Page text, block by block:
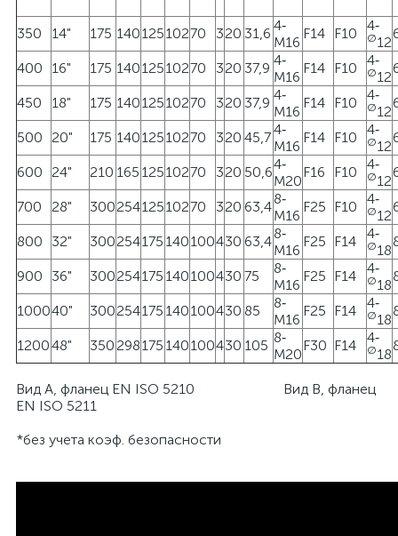
350 14" 175 14012510270 320 31,6 4‐
M16
F14 F10 4‐
Ø12
400 16" 175 14012510270 320 37,9 4‐
M16
F14 F10 4‐
Ø12
450 18" 175 14012510270 320 37,9 4‐
M16
F14 F10 4‐
Ø12
500 20" 175 14012510270 320 45,74‐
M16
F14 F10 4‐
Ø12
600 24" 210 165 12510270 320 50,64‐
M20
F16 F10 4‐
Ø12
700 28" 30025412510270 320 63,48‐
M16
F25 F10 4‐
Ø12
800 32" 300254175 140100430 63,48‐
M16
F25 F14 4‐
Ø18
900 36" 300254175 140100430 75
8‐
M16
F25 F14 4‐
Ø18
100040" 300254175 140100430 85
8‐
M16
F25 F14 4‐
Ø18
120048" 350 298175 140100430 105 8‐
M20
F30 F14 4‐
Ø18
Вид А, фланец EN ISO 5210 Вид В, фланец
EN ISO 5211
*без учета коэф. безопасности